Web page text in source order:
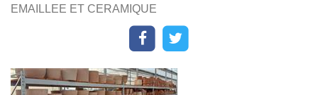
EMAILLEE ET CERAMIQUE